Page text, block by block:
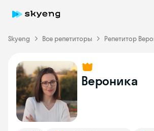
Skyeng Все репетиторы Репетитор
Вероника
Skyeng Chat
online